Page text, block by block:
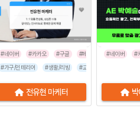
#인스타그램
#뷰티/미용 #스타트업 #식품/음료
#네이버 #카카오 #구글 #페이스북
#인스타그램
#가구/인테리어
#생활/리빙 #교육/취업
전유현 마케터
#네이버 #